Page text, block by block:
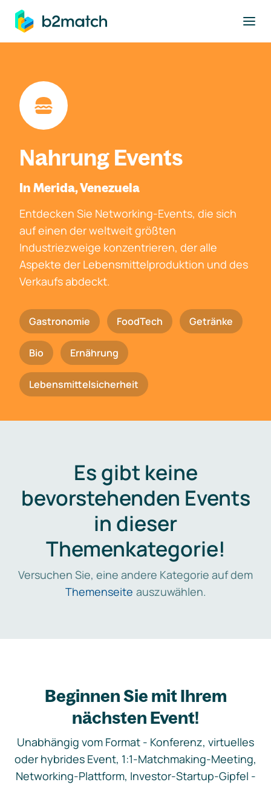
springen
Nahrung Events
In Merida, Venezuela
Entdecken Sie Networking-Events, die sich
auf einen der weltweit größten
Industriezweige konzentrieren, der alle
Aspekte der Lebensmittelproduktion und des
Verkaufs abdeckt.
Gastronomie FoodTech Getränke
Bio Ernährung
Lebensmittelsicherheit
Es gibt keine
bevorstehenden Events
in dieser
Themenkategorie!
Versuchen Sie, eine andere Kategorie auf dem
Themenseite auszuwählen.
Beginnen Sie mit Ihrem
nächsten Event!
Unabhängig vom Format - Konferenz, virtuelles
oder hybrides Event, 1:1-Matchmaking-Meeting,
Networking-Plattform, Investor-Startup-Gipfel -